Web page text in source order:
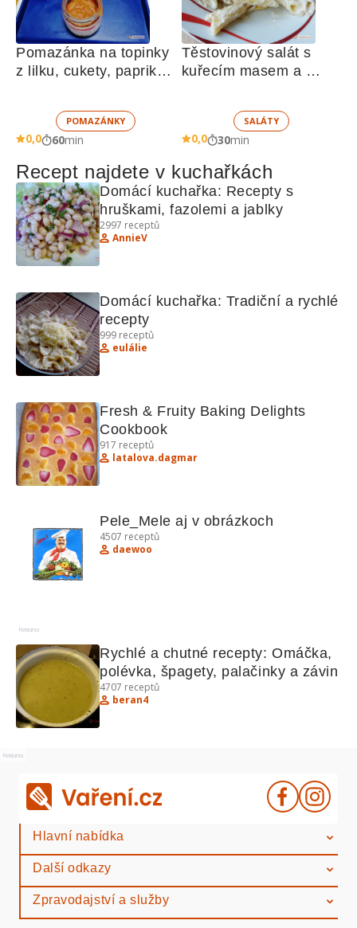
Pomazánka na topinky
z lilku, cukety, paprik,
žampionů
POMAZÁNKY
0,0 60min
Těstovinový salát s
kuřecím masem a
SALÁTY
0,0 30min
Recept najdete v kuchařkách
Domácí kuchařka: Recepty s
hruškami, fazolemi a jablky
2997 receptů
AnnieV
Domácí kuchařka: Tradiční a rychlé
recepty
999 receptů
eulálie
Fresh & Fruity Baking Delights
Cookbook
917 receptů
latalova.dagmar
Pele_Mele aj v obrázkoch
4507 receptů
daewoo
Reklama
Rychlé a chutné recepty: Omáčka,
polévka, špagety, palačinky a závin
4707 receptů
beran4
Reklama
Hlavní nabídka
Další odkazy
Zpravodajství a služby